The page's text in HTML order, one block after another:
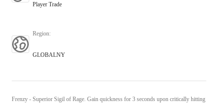
Player Trade
Region:
GLOBALNY
Frenzy - Superior Sigil of Rage. Gain quickness for 3 seconds upon critically hitting